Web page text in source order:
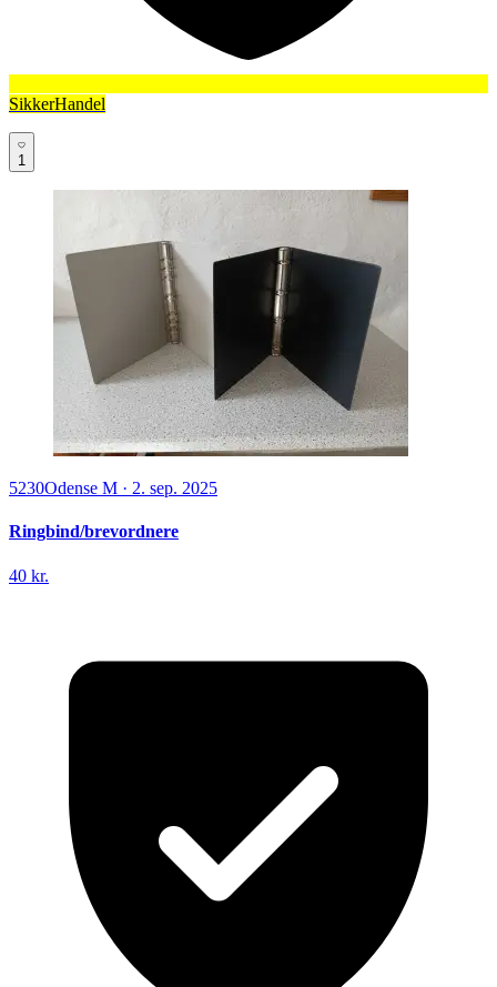
SikkerHandel
1
5230Odense M · 2. sep. 2025
Ringbind/brevordnere
40 kr.